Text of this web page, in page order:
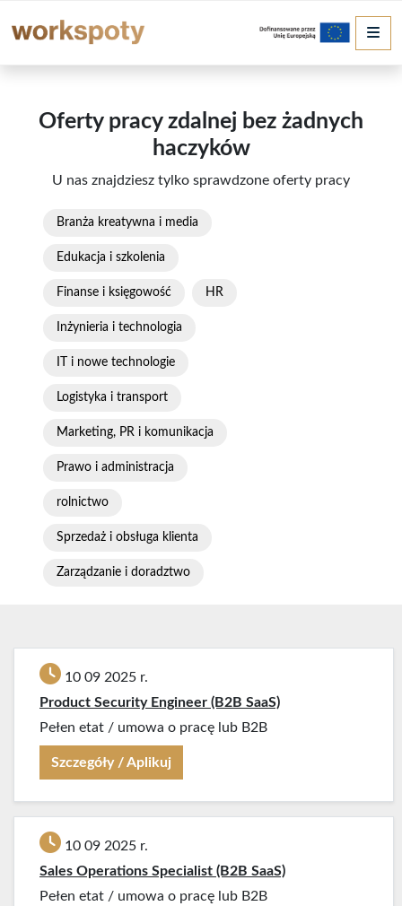
Oferty pracy zdalnej bez żadnych
haczyków
U nas znajdziesz tylko sprawdzone oferty pracy
Branża kreatywna i media
Edukacja i szkolenia
Finanse i księgowość HR
Inżynieria i technologia
IT i nowe technologie
Logistyka i transport
Marketing, PR i komunikacja
Prawo i administracja
rolnictwo
Sprzedaż i obsługa klienta
Zarządzanie i doradztwo
10 09 2025 r.
Product Security Engineer (B2B SaaS)
Pełen etat / umowa o pracę lub B2B
Szczegóły / Aplikuj
10 09 2025 r.
Sales Operations Specialist (B2B SaaS)
Pełen etat / umowa o pracę lub B2B